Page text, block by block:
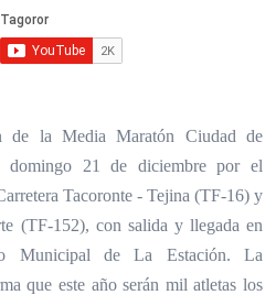
de la Media Maratón Ciudad de
domingo 21 de diciembre por el
Tacoronte - Tejina (TF-16) y
(TF-152), con salida y llegada en
Municipal de La Estación. La
que este año serán mil atletas los